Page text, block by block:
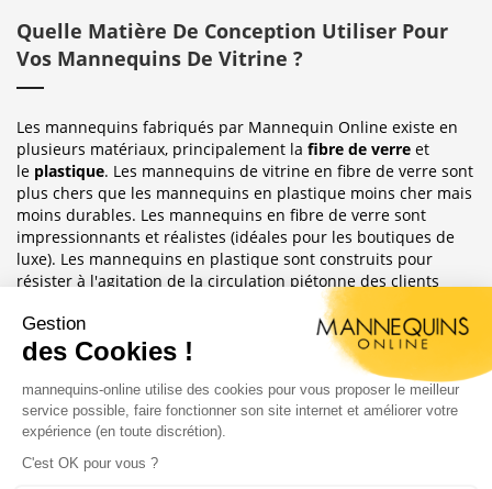
Quelle Matière De Conception Utiliser Pour
Vos Mannequins De Vitrine ?
Les mannequins fabriqués par Mannequin Online existe en
plusieurs matériaux, principalement la fibre de verre et
le plastique. Les mannequins de vitrine en fibre de verre sont
plus chers que les mannequins en plastique moins cher mais
moins durables. Les mannequins en fibre de verre sont
impressionnants et réalistes (idéales pour les boutiques de
luxe). Les mannequins en plastique sont construits pour
résister à l'agitation de la circulation piétonne des clients
habituellement observée dans le magasin où ils sont placés.
Sublimez Vos Boutiques, Vitrines Et
Les mannequins sont idéales pour les magasins de détail, en
étalages de magasin ou décoration de vitrine. Ils ont